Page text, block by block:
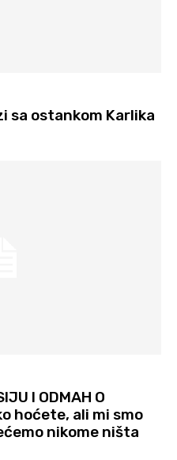
sa ostankom Karlika
I ODMAH O
hoćete, ali mi smo
nikome ništa